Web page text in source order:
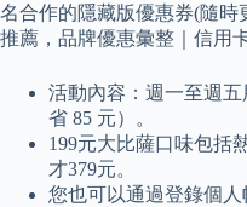
名合作的隱藏版優惠券(隨時
推薦，品牌優惠彙整｜信用
活動內容：週一至週
省 85 元）。
199元大比薩口味包括
才379元。
您也可以通過登錄個人